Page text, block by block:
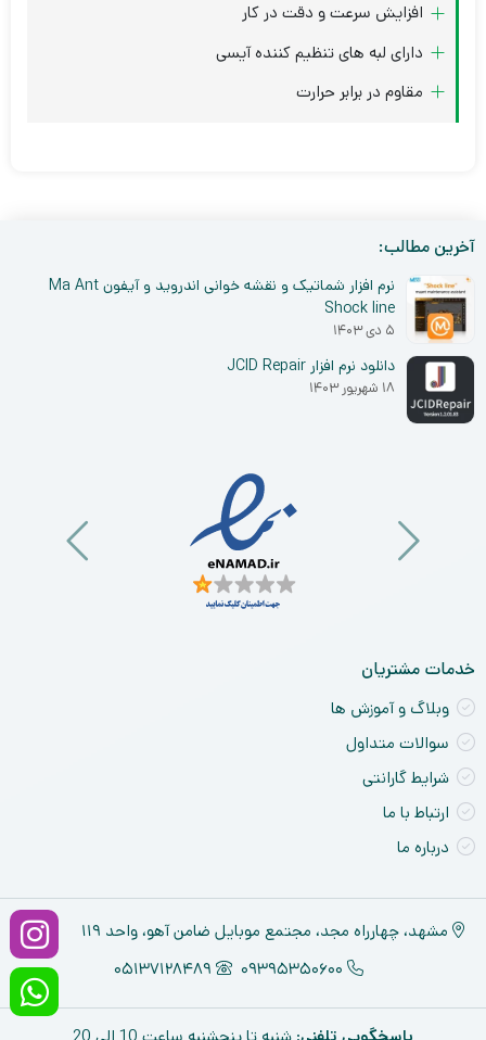
افزایش سرعت و دقت در کار
دارای لبه های تنظیم کننده آیسی
مقاوم در برابر حرارت
آخرین مطالب:
نرم افزار شماتیک و نقشه خوانی اندروید و آیفون Ma Ant
Shock line
۵ دی ۱۴۰۳
دانلود نرم افزار JCID Repair
۱۸ شهریور ۱۴۰۳
خدمات مشتریان
وبلاگ و آموزش ها
سوالات متداول
شرایط گارانتی
ارتباط با ما
درباره ما
مشهد، چهارراه مجد، مجتمع موبایل ضامن آهو، واحد ۱۱۹
09395350600
05137128489